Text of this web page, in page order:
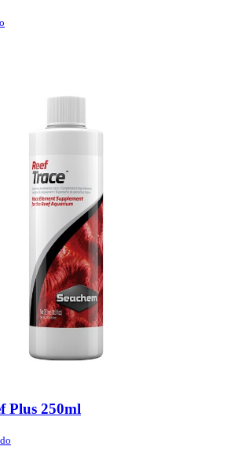
Plus 250ml